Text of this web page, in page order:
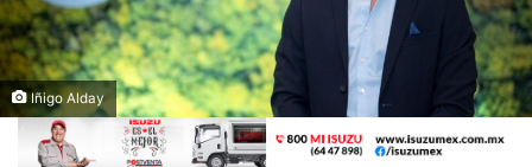
Iñigo Alday